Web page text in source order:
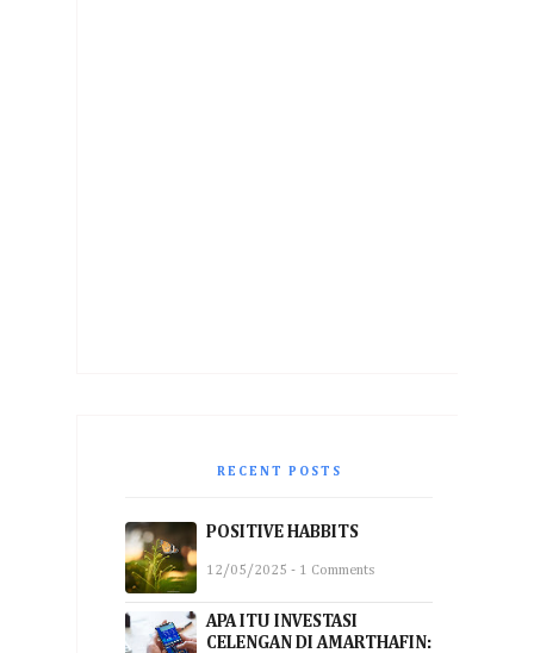
RECENT POSTS
POSITIVE HABBITS
12/05/2025 - 1 Comments
APA ITU INVESTASI
CELENGAN DI AMARTHAFIN: